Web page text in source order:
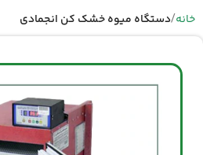
خانه دستگاه میوه خشک کن انجمادی